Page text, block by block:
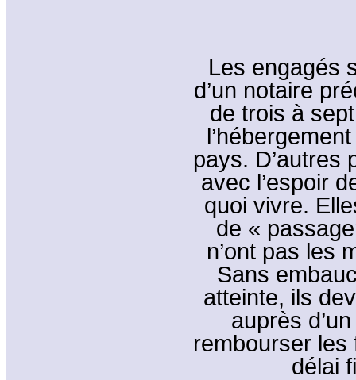
Les engagés
d’un notaire
de trois à
pays. D’autres
avec l’espoir
quoi vivre.
de «
n’ont pas les
Sans
atteinte, ils
auprès
rembourser
délai